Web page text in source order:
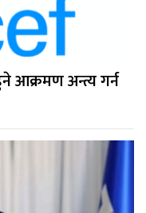
आक्रमण अन्त्य गर्न